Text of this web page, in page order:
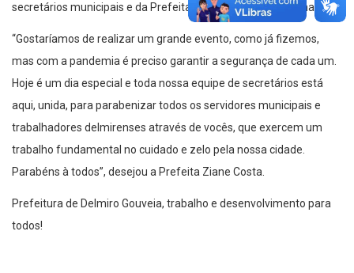
secretários municipais e da Prefeita Ziane Costa, as homenagens.
“Gostaríamos de realizar um grande evento, como já fizemos,
mas com a pandemia é preciso garantir a segurança de cada um.
Hoje é um dia especial e toda nossa equipe de secretários está
aqui, unida, para parabenizar todos os servidores municipais e
trabalhadores delmirenses através de vocês, que exercem um
trabalho fundamental no cuidado e zelo pela nossa cidade.
Parabéns à todos”, desejou a Prefeita Ziane Costa.
Prefeitura de Delmiro Gouveia, trabalho e desenvolvimento para
todos!